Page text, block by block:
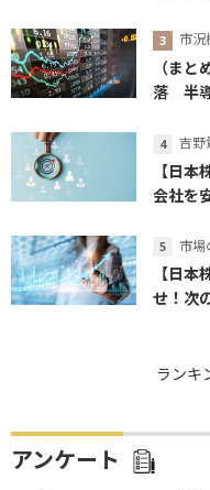
市況
（ま
落 半
吉野
【日
会社を
市場
【日
せ！次
ランキ
アンケート